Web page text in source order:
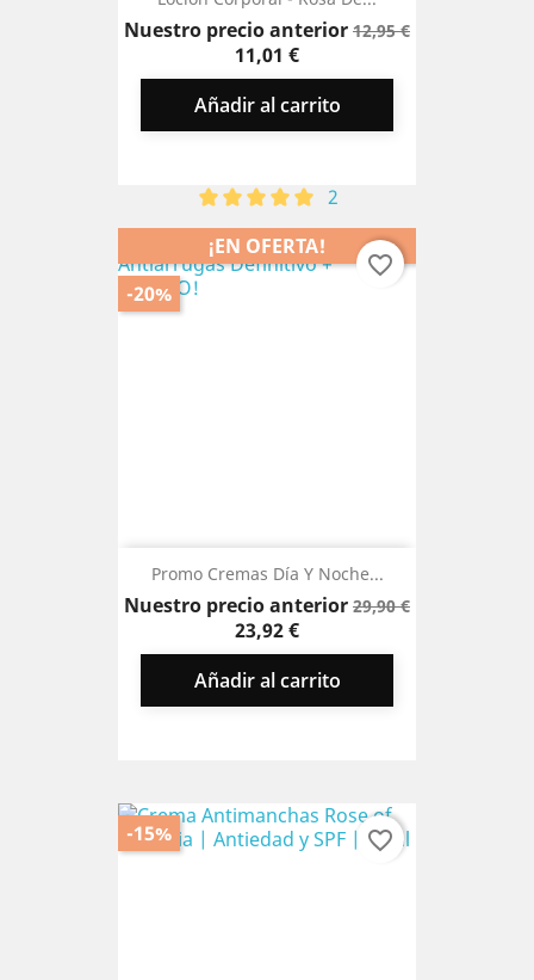
Nuestro precio anteriorPrecio
12,95 €Precio
11,01 €
Añadir al carrito
2
Promo Cremas Día Y Noche...
Nuestro precio anteriorPrecio
29,90 €Precio
23,92 €
Añadir al carrito
¡EN OFERTA!
-20%
favorite_border
-15% favorite_border